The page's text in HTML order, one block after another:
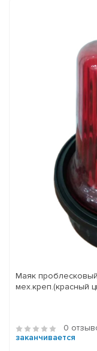
Маяк
мех.креп.(красный
0
заканчивается